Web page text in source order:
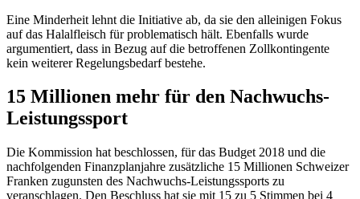
Eine Minderheit lehnt die Initiative ab, da sie den alleinigen Fokus
auf das Halalfleisch für problematisch hält. Ebenfalls wurde
argumentiert, dass in Bezug auf die betroffenen Zollkontingente
kein weiterer Regelungsbedarf bestehe.
15 Millionen mehr für den Nachwuchs-
Leistungssport
Die Kommission hat beschlossen, für das Budget 2018 und die
nachfolgenden Finanzplanjahre zusätzliche 15 Millionen Schweizer
Franken zugunsten des Nachwuchs-Leistungssports zu
veranschlagen. Den Beschluss hat sie mit 15 zu 5 Stimmen bei 4